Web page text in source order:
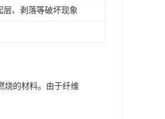
层、剥落等破坏现象
烧的材料。由于纤维